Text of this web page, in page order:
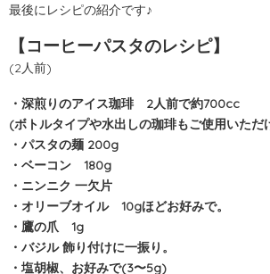
最後にレシピの紹介です♪
【コーヒーパスタのレシピ】
(2人前)
・深煎りのアイス珈琲 2人前で約700cc
(ボトルタイプや水出しの珈琲もご使用いただ
・パスタの麺 200g
・ベーコン 180g
・ニンニク 一欠片
・オリーブオイル 10gほどお好みで。
・鷹の爪 1g
・バジル 飾り付けに一振り。
・塩胡椒、お好みで(3〜5g)